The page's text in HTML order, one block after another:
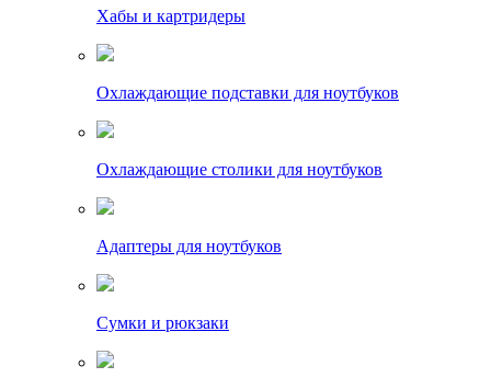
Хабы и картридеры
Охлаждающие подставки для ноутбуков
Охлаждающие столики для ноутбуков
Адаптеры для ноутбуков
Сумки и рюкзаки